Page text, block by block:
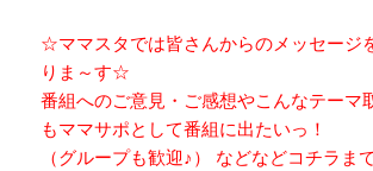
☆ママスタでは皆さんからのメッセージ
りま～す☆
番組へのご意見・ご感想やこんなテーマ
もママサポとして番組に出たいっ！
（グループも歓迎♪） などなどコチラま